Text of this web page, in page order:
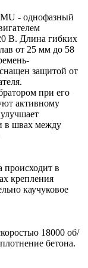
- однофазный
В. Длина гибких
от 25 мм до 58
защитой от
при его
активному
в швах между
происходит в
крепления
каучуковое
18000 об/
бетона.